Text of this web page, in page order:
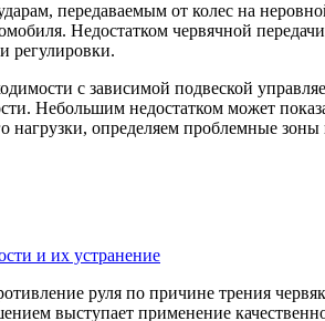
передаваемым от колес на
Недостатком червячной
регулировки.
с зависимой подвеской
Небольшим недостатком может
нагрузки, определяем проблемные
и их устранение
руля по причине трения
выступает применение